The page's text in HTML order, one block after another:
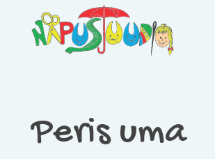
content
Peris uma